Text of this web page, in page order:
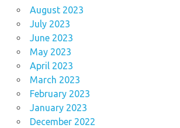
August 2023
July 2023
June 2023
May 2023
April 2023
March 2023
February 2023
January 2023
December 2022